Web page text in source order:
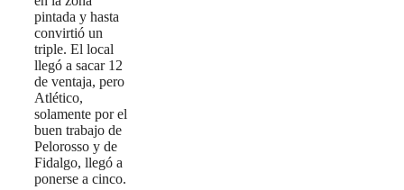
pintada y hasta
convirtió un
triple. El local
llegó a sacar 12
de ventaja, pero
Atlético,
solamente por el
buen trabajo de
Pelorosso y de
Fidalgo, llegó a
ponerse a cinco.